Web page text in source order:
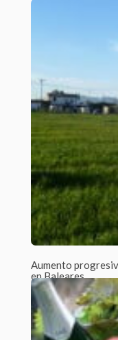
Aumento
en Baleares
Por Beatriz Cabezas
La mayor parte de la
a la agricultura...